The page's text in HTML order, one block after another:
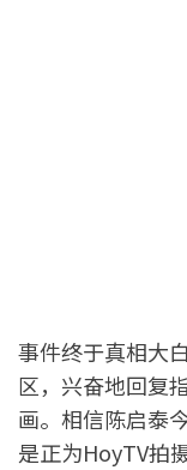
事件终于真相大
区，兴奋地回复
画。相信陈启泰
是正为HoyTV拍